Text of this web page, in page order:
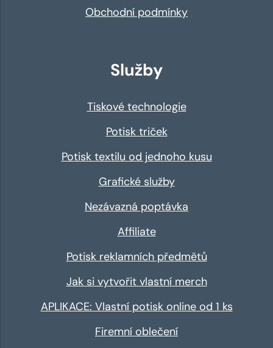
Obchodní podmínky
Služby
Tiskové technologie
Potisk triček
Potisk textilu od jednoho kusu
Grafické služby
Nezávazná poptávka
Affiliate
Potisk reklamních předmětů
Jak si vytvořit vlastní merch
APLIKACE: Vlastní potisk online od 1 ks
Firemní oblečení